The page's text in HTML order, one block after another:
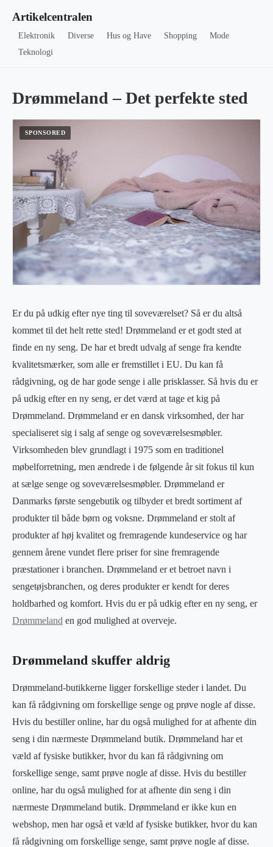
Artikelcentralen
Elektronik Diverse Hus og Have Shopping
Mode
Teknologi
Drømmeland – Det perfekte sted
Er du på udkig efter nye ting til soveværelset? Så er du altså
kommet til det helt rette sted! Drømmeland er et godt sted at
finde en ny seng. De har et bredt udvalg af senge fra kendte
kvalitetsmærker, som alle er fremstillet i EU. Du kan få
rådgivning, og de har gode senge i alle prisklasser. Så hvis du er
på udkig efter en ny seng, er det værd at tage et kig på
Drømmeland. Drømmeland er en dansk virksomhed, der har
specialiseret sig i salg af senge og soveværelsesmøbler.
Virksomheden blev grundlagt i 1975 som en traditionel
møbelforretning, men ændrede i de følgende år sit fokus til kun
at sælge senge og soveværelsesmøbler. Drømmeland er
Danmarks første sengebutik og tilbyder et bredt sortiment af
produkter til både børn og voksne. Drømmeland er stolt af
produkter af høj kvalitet og fremragende kundeservice og har
gennem årene vundet flere priser for sine fremragende
præstationer i branchen. Drømmeland er et betroet navn i
sengetøjsbranchen, og deres produkter er kendt for deres
holdbarhed og komfort. Hvis du er på udkig efter en ny seng, er
Drømmeland en god mulighed at overveje.
Drømmeland skuffer aldrig
Drømmeland-butikkerne ligger forskellige steder i landet. Du
kan få rådgivning om forskellige senge og prøve nogle af disse.
Hvis du bestiller online, har du også mulighed for at afhente din
seng i din nærmeste Drømmeland butik. Drømmeland har et
væld af fysiske butikker, hvor du kan få rådgivning om
forskellige senge, samt prøve nogle af disse. Hvis du bestiller
online, har du også mulighed for at afhente din seng i din
nærmeste Drømmeland butik. Drømmeland er ikke kun en
webshop, men har også et væld af fysiske butikker, hvor du kan
få rådgivning om forskellige senge, samt prøve nogle af disse.